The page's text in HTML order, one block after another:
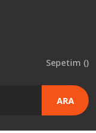
ARA
Sepetim ()